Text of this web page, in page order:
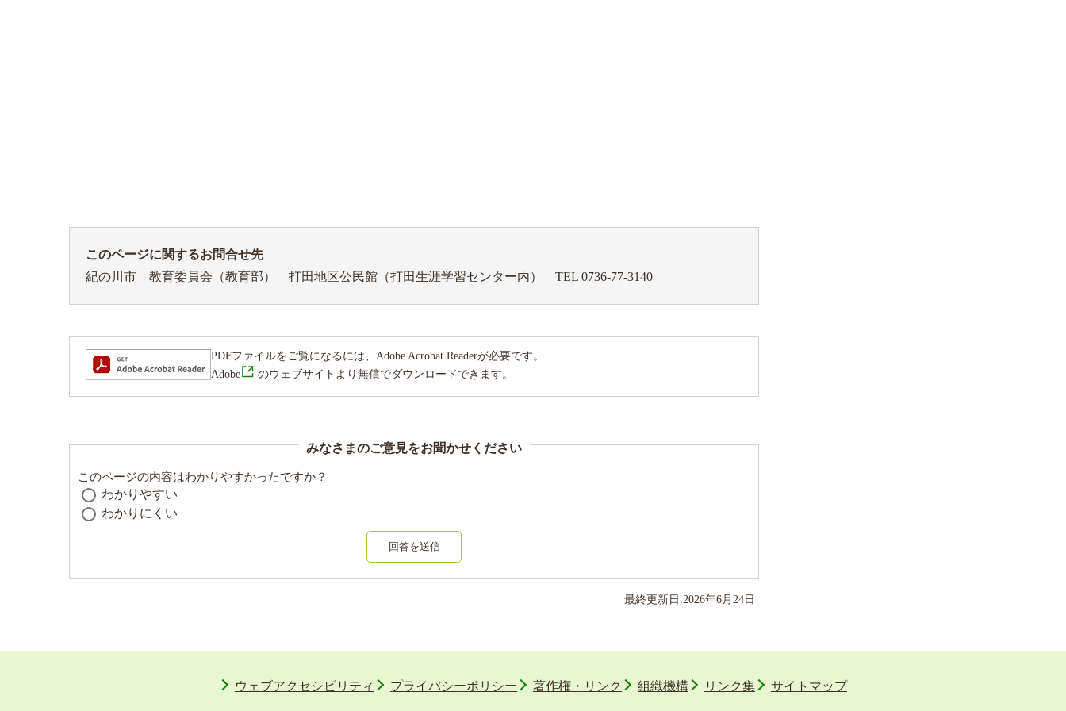
このページに関するお問合せ先
紀の川市 教育委員会（教育部） 打田地区公民館（打田生涯学習センター内） TEL 0736-77-3140
PDFファイルをご覧になるには、Adobe Acrobat Readerが必要です。
Adobe
のウェブサイトより無償でダウンロードできます。
みなさまのご意見をお聞かせください
このページの内容はわかりやすかったですか？
わかりやすい
わかりにくい
回答を送信
最終更新日:2026年6 月 24 日
ウェブアクセシビリティ プライバシーポリシー 著作権・リンク 組織機構 リンク集 サイトマップ